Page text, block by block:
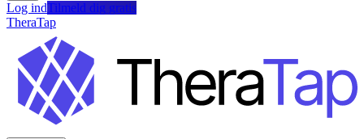
Log indTilmeld dig gratis
TheraTap